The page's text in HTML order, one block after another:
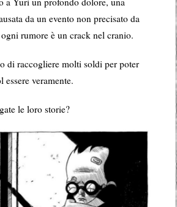
da un evento non precisato da
rumore è un crack nel cranio.
di raccogliere molti soldi per poter
veramente.
le loro storie?